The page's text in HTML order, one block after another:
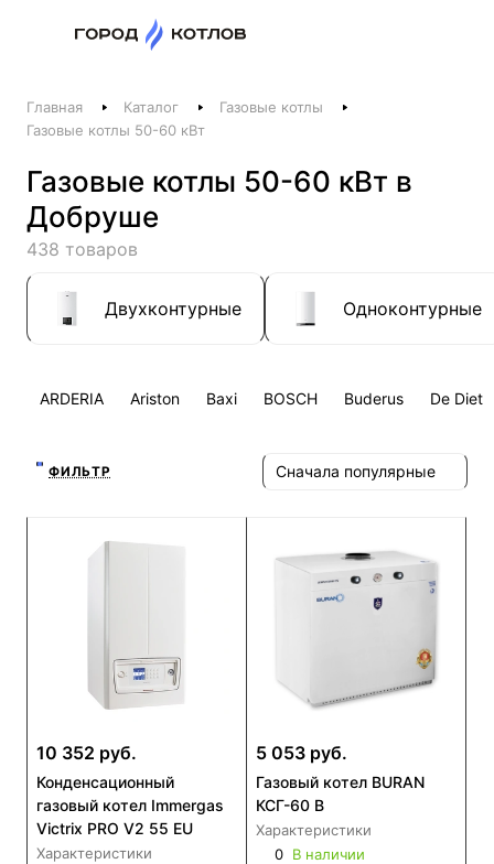
Телефоны
+375 44 511-06-41
+375 29 237-06-41
Котлы и отопление
+375 44 521-06-41
Заказать звонок
Главная Каталог
Газовые котлы
Газовые котлы 50-60 кВт
Газовые котлы 50-60 кВт в
Добруше
438 товаров
Двухконтурные Одноконтурные
ARDERIA Ariston Baxi BOSCH Buderus De
ФИЛЬТР Сначала популярные
10 352 руб.
Конденсационный
газовый котел Immergas
Victrix PRO V2 55 EU
Характеристики
5 053 руб.
Газовый котел BURAN
КСГ-60 В
Характеристики
0 В наличии